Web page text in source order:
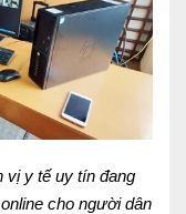
HỒ SƠ
vị y tế uy tín đang
cho người dân